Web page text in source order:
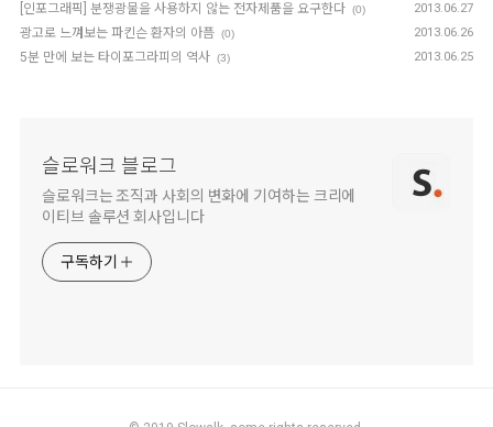
[인포그래픽] 분쟁광물을 사용하지 않는 전자제품을 요구한다 (0) 2013.06.27
광고로 느껴보는 파킨슨 환자의 아픔 (0) 2013.06.26
5분 만에 보는 타이포그라피의 역사 (3) 2013.06.25
슬로워크 블로그
슬로워크는 조직과 사회의 변화에 기여하는 크리에
이티브 솔루션 회사입니다
구독하기